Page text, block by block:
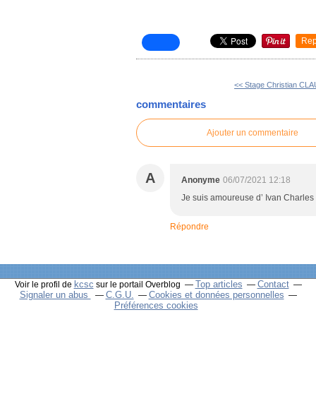
<< Stage Christian
commentaires
Ajouter un commentaire
A Anonyme 06/07/2021 12:18
Je suis amoureuse d’ Ivan Charles
Répondre
Voir le profil de kcsc sur le portail Overblog Top articles
Contact
Signaler un abus
C.G.U.
Cookies et données personnelles
Préférences cookies